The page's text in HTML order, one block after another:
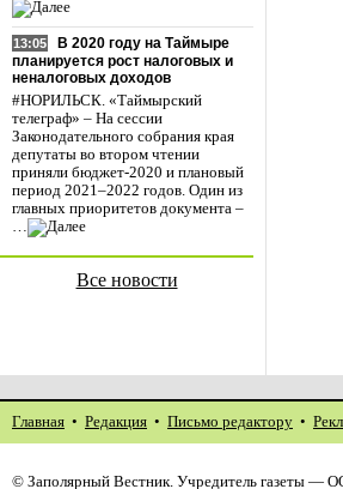
13:05
В 2020 году на Таймыре
планируется рост налоговых и
неналоговых доходов
#НОРИЛЬСК. «Таймырский
телеграф» – На сессии
Законодательного собрания края
депутаты во втором чтении
приняли бюджет-2020 и плановый
период 2021–2022 годов. Один из
главных приоритетов документа –
…
Все новости
Главная • Редакция • Письмо редактору •
© Заполярный Вестник. Учредитель газеты —